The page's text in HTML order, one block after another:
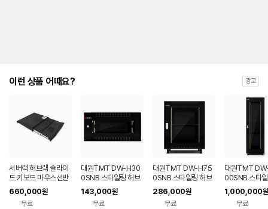
이런 상품 어때요? 광고
서버랙 허브랙 슬라이
드 키보드 마우스선반
EXA-RK2e 1U 케이
블일체형
660,000원
무료
대원TMT DW-H30
0SNB 스타일링 허브
랙 (H300 x D450 x
W600) 블랙
143,000원
무료
대원TMT DW-H75
0SNB 스타일링 허브
랙 (H750 x D600 x
W600 / 15U) 블랙
286,000원
무료
대원TMT
00SNB 스타
브랙 (H2200
0 x W600 /
1,000,000원
무료